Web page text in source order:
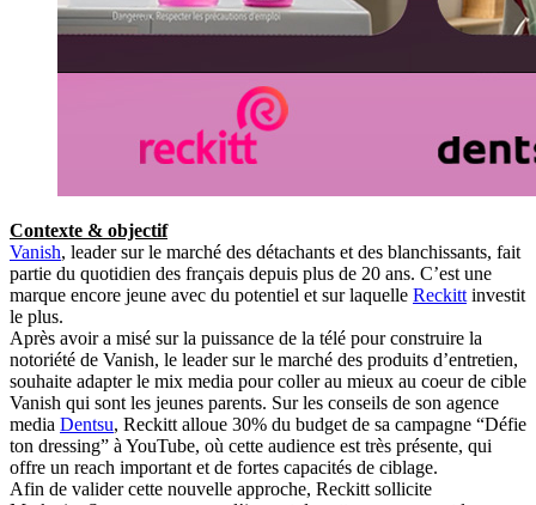
Contexte & objectif
Vanish, leader sur le marché des détachants et des blanchissants, fait
partie du quotidien des français depuis plus de 20 ans. C’est une
marque encore jeune avec du potentiel et sur laquelle Reckitt investit
le plus.
Après avoir a misé sur la puissance de la télé pour construire la
notoriété de Vanish, le leader sur le marché des produits d’entretien,
souhaite adapter le mix media pour coller au mieux au coeur de cible
Vanish qui sont les jeunes parents. Sur les conseils de son agence
media Dentsu, Reckitt alloue 30% du budget de sa campagne “Défie
ton dressing” à YouTube, où cette audience est très présente, qui
offre un reach important et de fortes capacités de ciblage.
Afin de valider cette nouvelle approche, Reckitt sollicite